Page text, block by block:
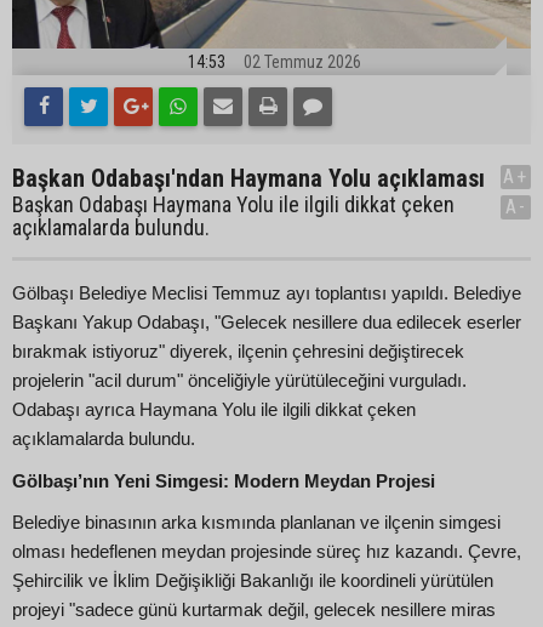
14:53 02 Temmuz 2026
Başkan Odabaşı'ndan Haymana Yolu açıklaması
Başkan Odabaşı Haymana Yolu ile ilgili dikkat çeken
açıklamalarda bulundu.
A+
A-
Gölbaşı Belediye Meclisi Temmuz ayı toplantısı yapıldı. Belediye
Başkanı Yakup Odabaşı, "Gelecek nesillere dua edilecek eserler
bırakmak istiyoruz" diyerek, ilçenin çehresini değiştirecek
projelerin "acil durum" önceliğiyle yürütüleceğini vurguladı.
Odabaşı ayrıca Haymana Yolu ile ilgili dikkat çeken
açıklamalarda bulundu.
Gölbaşı’nın Yeni Simgesi: Modern Meydan Projesi
Belediye binasının arka kısmında planlanan ve ilçenin simgesi
olması hedeflenen meydan projesinde süreç hız kazandı. Çevre,
Şehircilik ve İklim Değişikliği Bakanlığı ile koordineli yürütülen
projeyi "sadece günü kurtarmak değil, gelecek nesillere miras